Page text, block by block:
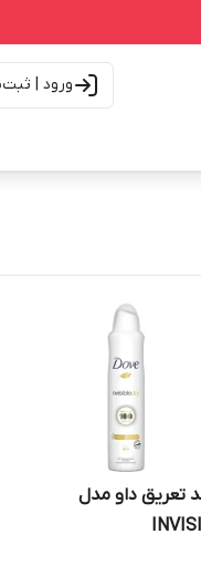
ورود |
اسپری ضد تعریق داو مدل